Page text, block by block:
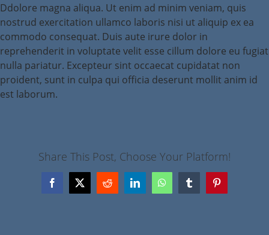
Ddolore magna aliqua. Ut enim ad minim veniam, quis
nostrud exercitation ullamco laboris nisi ut aliquip ex ea
commodo consequat. Duis aute irure dolor in
reprehenderit in voluptate velit esse cillum dolore eu fugiat
nulla pariatur. Excepteur sint occaecat cupidatat non
proident, sunt in culpa qui officia deserunt mollit anim id
est laborum.
Share This Post, Choose Your Platform!
Facebook
X Reddit LinkedInWhatsAppTumblrPinterest